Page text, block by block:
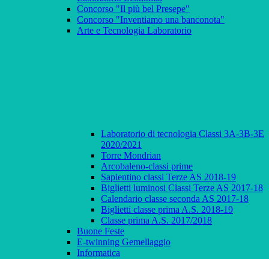
Concorso "Il più bel Presepe"
Concorso "Inventiamo una banconota"
Arte e Tecnologia Laboratorio
Laboratorio di tecnologia Classi 3A-3B-3E
2020/2021
Torre Mondrian
Arcobaleno-classi prime
Sapientino classi Terze AS 2018-19
Biglietti luminosi Classi Terze AS 2017-18
Calendario classe seconda AS 2017-18
Biglietti classe prima A.S. 2018-19
Classe prima A.S. 2017/2018
Buone Feste
E-twinning Gemellaggio
Informatica